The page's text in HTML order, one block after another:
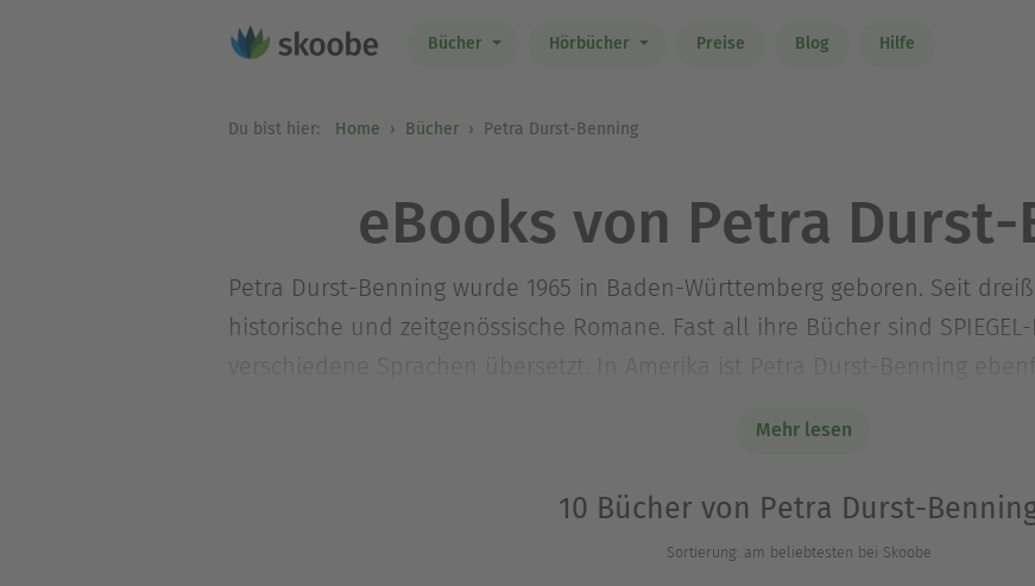
Bücher Hörbücher Preise Blog Hilfe
Du bist hier: Home Bücher Petra Durst-Benning
eBooks von Petra
Petra Durst-Benning wurde 1965 in Baden-Württemberg geboren. Seit
historische und zeitgenössische Romane. Fast all ihre Bücher sind
verschiedene Sprachen übersetzt. In Amerika ist Petra Durst-Benning
Mehr lesen
10 Bücher von Petra Durst-
Sortierung: am beliebtesten bei Skoobe